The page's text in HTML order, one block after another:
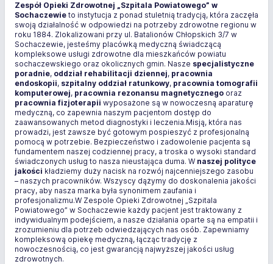
Zespół Opieki Zdrowotnej „Szpitala Powiatowego” w
Sochaczewie to instytucja z ponad stuletnią tradycją, która zaczęła
swoją działalność w odpowiedzi na potrzeby zdrowotne regionu w
roku 1884. Zlokalizowani przy ul. Batalionów Chłopskich 3/7 w
Sochaczewie, jesteśmy placówką medyczną świadczącą
kompleksowe usługi zdrowotne dla mieszkańców powiatu
sochaczewskiego oraz okolicznych gmin. Nasze specjalistyczne
poradnie, oddział rehabilitacji dziennej, pracownia
endoskopii, szpitalny oddział ratunkowy, pracownia tomografii
komputerowej, pracownia rezonansu magnetycznego oraz
pracownia fizjoterapii wyposażone są w nowoczesną aparaturę
medyczną, co zapewnia naszym pacjentom dostęp do
zaawansowanych metod diagnostyki i leczenia.Misją, która nas
prowadzi, jest zawsze być gotowym pospieszyć z profesjonalną
pomocą w potrzebie. Bezpieczeństwo i zadowolenie pacjenta są
fundamentem naszej codziennej pracy, a troska o wysoki standard
świadczonych usług to nasza nieustająca duma. W naszej polityce
jakości kładziemy duży nacisk na rozwój najcenniejszego zasobu
– naszych pracowników. Wszyscy dążymy do doskonalenia jakości
pracy, aby nasza marka była synonimem zaufania i
profesjonalizmu.W Zespole Opieki Zdrowotnej „Szpitala
Powiatowego” w Sochaczewie każdy pacjent jest traktowany z
indywidualnym podejściem, a nasze działania oparte są na empatii i
zrozumieniu dla potrzeb odwiedzających nas osób. Zapewniamy
kompleksową opiekę medyczną, łącząc tradycję z
nowoczesnością, co jest gwarancją najwyższej jakości usług
zdrowotnych.